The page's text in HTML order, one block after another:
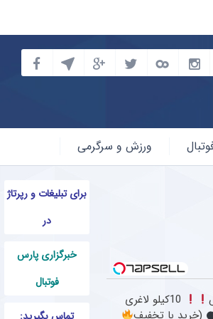
ورزش و سرگرمی
برای تبلیغات و رپرتاژ
در
خبرگزاری پارس
فوتبال
10کیلو لاغری
(خرید با تخفیف